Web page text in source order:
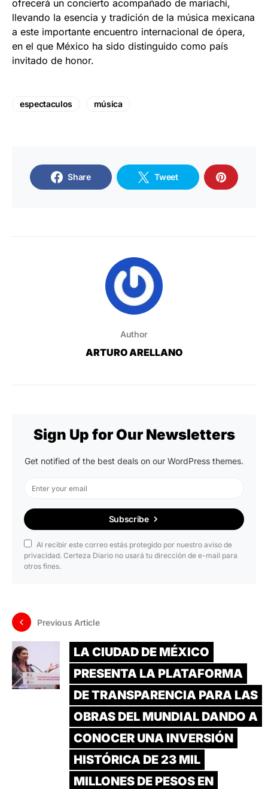
ofrecerá un concierto acompañado de mariachi,
llevando la esencia y tradición de la música mexicana
a este importante encuentro internacional de ópera,
en el que México ha sido distinguido como país
invitado de honor.
espectaculos música
Share Tweet
Author
ARTURO ARELLANO
Sign Up for Our Newsletters
Get notified of the best deals on our WordPress themes.
Subscribe
Al recibir este correo estás protegido por nuestro aviso de
privacidad. Certeza Diario no usará tu dirección de e-mail para
otros fines.
Previous Article
LA CIUDAD DE MÉXICO
PRESENTA LA PLATAFORMA
DE TRANSPARENCIA PARA LAS
OBRAS DEL MUNDIAL DANDO A
CONOCER UNA INVERSIÓN
HISTÓRICA DE 23 MIL
MILLONES DE PESOS EN